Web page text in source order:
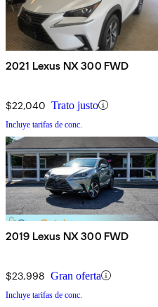
2021 Lexus NX 300 FWD
$22,040 Trato justo
Incluye tarifas de conc.
2019 Lexus NX 300 FWD
$23,998 Gran oferta
Incluye tarifas de conc.